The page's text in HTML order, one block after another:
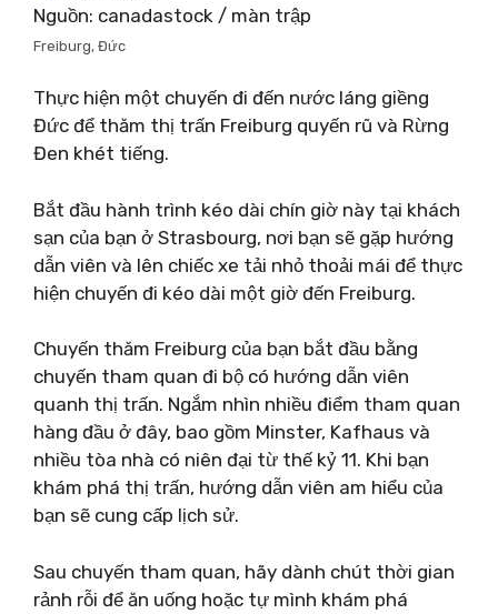
Nguồn: canadastock / màn trập
Freiburg, Đức
Thực hiện một chuyến đi đến nước láng giềng
Đức để thăm thị trấn Freiburg quyến rũ và Rừng
Đen khét tiếng.
Bắt đầu hành trình kéo dài chín giờ này tại khách
sạn của bạn ở Strasbourg, nơi bạn sẽ gặp hướng
dẫn viên và lên chiếc xe tải nhỏ thoải mái để thực
hiện chuyến đi kéo dài một giờ đến Freiburg.
Chuyến thăm Freiburg của bạn bắt đầu bằng
chuyến tham quan đi bộ có hướng dẫn viên
quanh thị trấn. Ngắm nhìn nhiều điểm tham quan
hàng đầu ở đây, bao gồm Minster, Kafhaus và
nhiều tòa nhà có niên đại từ thế kỷ 11. Khi bạn
khám phá thị trấn, hướng dẫn viên am hiểu của
bạn sẽ cung cấp lịch sử.
Sau chuyến tham quan, hãy dành chút thời gian
rảnh rỗi để ăn uống hoặc tự mình khám phá